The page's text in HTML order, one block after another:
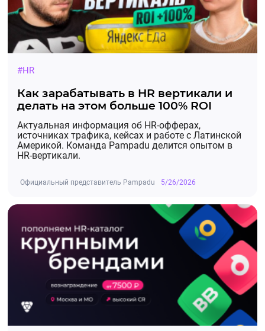
#HR
Как зарабатывать в HR вертикали и
делать на этом больше 100% ROI
Актуальная информация об HR-офферах,
источниках трафика, кейсах и работе с Латинской
Америкой. Команда Pampadu делится опытом в
HR-вертикали.
Официальный представитель Pampadu 5/26/2026